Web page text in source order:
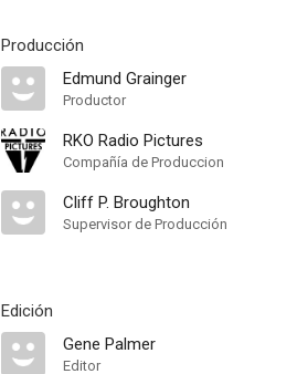
Producción
Edmund Grainger
Productor
RKO Radio Pictures
Compañía de Produccion
Cliff P. Broughton
Supervisor de Producción
Edición
Gene Palmer
Editor